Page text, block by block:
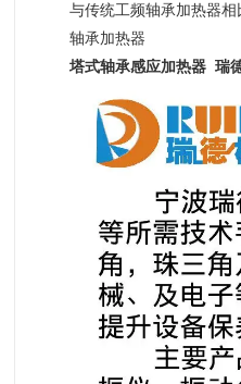
与传统工频轴承加热器
轴承加热器
塔式轴承感应加热器 瑞